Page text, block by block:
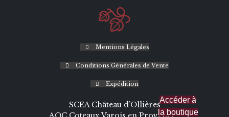
Accéder à
la boutique
Mentions Légales
Conditions Générales de Vente
Expédition
SCEA Château d’Ollières